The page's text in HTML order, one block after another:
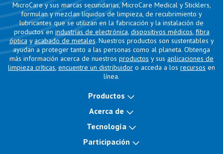
MicroCare y sus marcas secundarias, MicroCare Medical y Sticklers,
formulan y mezclan líquidos de limpieza, de recubrimiento y
lubricantes que se utilizan en la fabricación y la instalación de
productos en industrias de electrónica, dispositivos médicos, fibra
óptica y acabado de metales. Nuestros productos son sustentables y
ayudan a proteger tanto a las personas como al planeta. Obtenga
más información acerca de nuestros productos y sus aplicaciones de
limpieza críticas, encuentre un distribuidor o acceda a los recursos en
línea.
Productos
Acerca de
Tecnología
Participación